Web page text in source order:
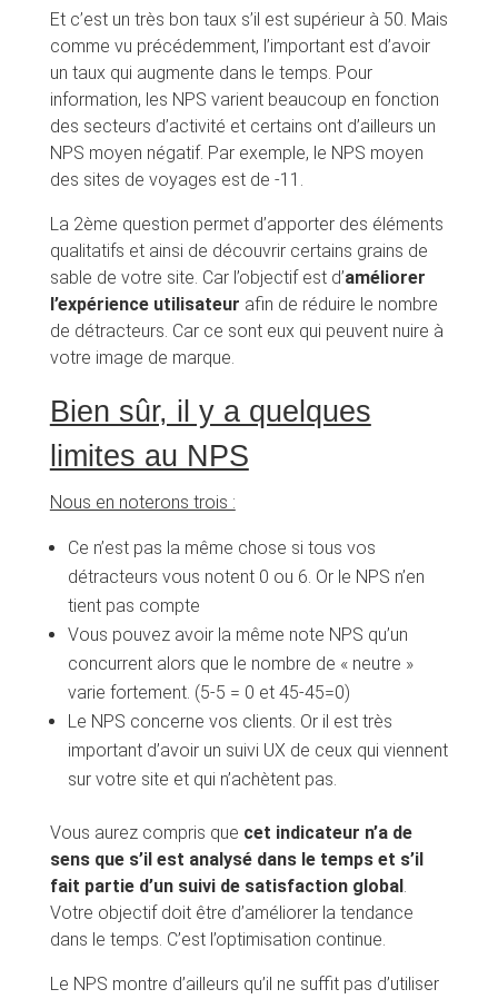
Et c’est un très bon taux s’il est supérieur à 50. Mais
comme vu précédemment, l’important est d’avoir
un taux qui augmente dans le temps. Pour
information, les NPS varient beaucoup en fonction
des secteurs d’activité et certains ont d’ailleurs un
NPS moyen négatif. Par exemple, le NPS moyen
des sites de voyages est de -11.
La 2ème question permet d’apporter des éléments
qualitatifs et ainsi de découvrir certains grains de
sable de votre site. Car l’objectif est d’améliorer
l’expérience utilisateur afin de réduire le nombre
de détracteurs. Car ce sont eux qui peuvent nuire à
votre image de marque.
Bien sûr, il y a quelques
limites au NPS
Nous en noterons trois :
Ce n’est pas la même chose si tous vos
détracteurs vous notent 0 ou 6. Or le NPS n’en
tient pas compte
Vous pouvez avoir la même note NPS qu’un
concurrent alors que le nombre de « neutre »
varie fortement. (5-5 = 0 et 45-45=0)
Le NPS concerne vos clients. Or il est très
important d’avoir un suivi UX de ceux qui viennent
sur votre site et qui n’achètent pas.
Vous aurez compris que cet indicateur n’a de
sens que s’il est analysé dans le temps et s’il
fait partie d’un suivi de satisfaction global.
Votre objectif doit être d’améliorer la tendance
dans le temps. C’est l’optimisation continue.
Le NPS montre d’ailleurs qu’il ne suffit pas d’utiliser